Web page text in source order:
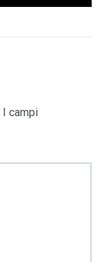
I campi